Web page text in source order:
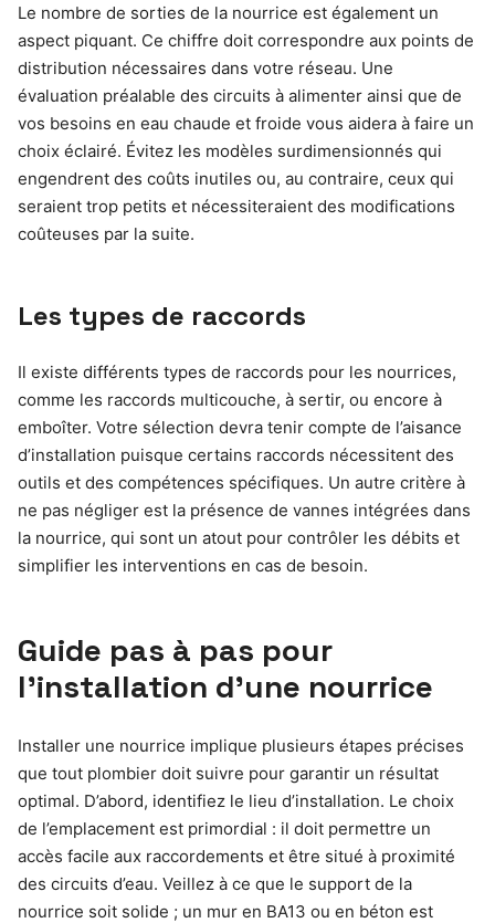
Le nombre de sorties de la nourrice est également un
aspect piquant. Ce chiffre doit correspondre aux points de
distribution nécessaires dans votre réseau. Une
évaluation préalable des circuits à alimenter ainsi que de
vos besoins en eau chaude et froide vous aidera à faire un
choix éclairé. Évitez les modèles surdimensionnés qui
engendrent des coûts inutiles ou, au contraire, ceux qui
seraient trop petits et nécessiteraient des modifications
coûteuses par la suite.
Les types de raccords
Il existe différents types de raccords pour les nourrices,
comme les raccords multicouche, à sertir, ou encore à
emboîter. Votre sélection devra tenir compte de l’aisance
d’installation puisque certains raccords nécessitent des
outils et des compétences spécifiques. Un autre critère à
ne pas négliger est la présence de vannes intégrées dans
la nourrice, qui sont un atout pour contrôler les débits et
simplifier les interventions en cas de besoin.
Guide pas à pas pour
l’installation d’une nourrice
Installer une nourrice implique plusieurs étapes précises
que tout plombier doit suivre pour garantir un résultat
optimal. D’abord, identifiez le lieu d’installation. Le choix
de l’emplacement est primordial : il doit permettre un
accès facile aux raccordements et être situé à proximité
des circuits d’eau. Veillez à ce que le support de la
nourrice soit solide ; un mur en BA13 ou en béton est